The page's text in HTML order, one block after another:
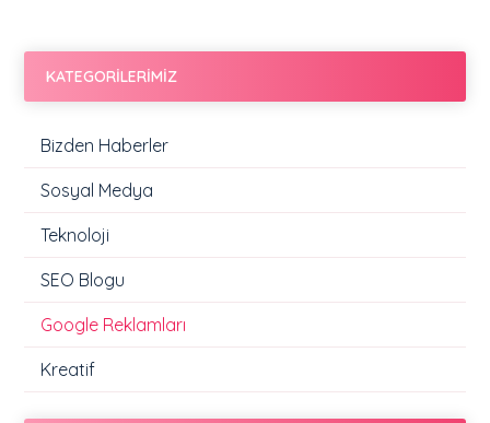
KATEGORİLERİMİZ
Bizden Haberler
Sosyal Medya
Teknoloji
SEO Blogu
Google Reklamları
Kreatif